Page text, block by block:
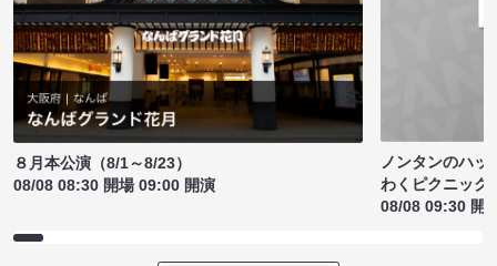
８月本公演（8/1～8/23）
08/08 08:30 開場 09:00 開演
ノンタンのハッ
わくピクニック
08/08 09:30 開